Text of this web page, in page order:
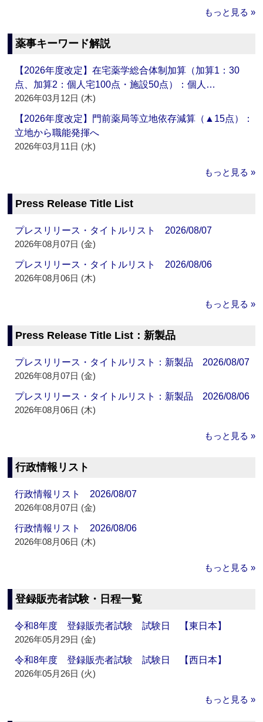
もっと見る »
薬事キーワード解説
【2026年度改定】在宅薬学総合体制加算（加算1：30
点、加算2：個人宅100点・施設50点）：個人…
2026年03月12日 (木)
【2026年度改定】門前薬局等立地依存減算（▲15点）：
立地から職能発揮へ
2026年03月11日 (水)
もっと見る »
Press Release Title List
プレスリリース・タイトルリスト 2026/08/07
2026年08月07日 (金)
プレスリリース・タイトルリスト 2026/08/06
2026年08月06日 (木)
もっと見る »
Press Release Title List：新製品
プレスリリース・タイトルリスト：新製品 2026/08/07
2026年08月07日 (金)
プレスリリース・タイトルリスト：新製品 2026/08/06
2026年08月06日 (木)
もっと見る »
行政情報リスト
行政情報リスト 2026/08/07
2026年08月07日 (金)
行政情報リスト 2026/08/06
2026年08月06日 (木)
もっと見る »
登録販売者試験・日程一覧
令和8年度 登録販売者試験 試験日 【東日本】
2026年05月29日 (金)
令和8年度 登録販売者試験 試験日 【西日本】
2026年05月26日 (火)
もっと見る »